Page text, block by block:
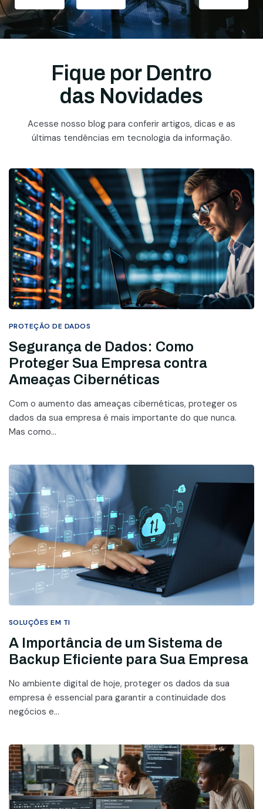
Fique por Dentro
das Novidades
Acesse nosso blog para conferir artigos, dicas e as
últimas tendências em tecnologia da informação.
PROTEÇÃO DE DADOS
Segurança de Dados: Como
Proteger Sua Empresa contra
Ameaças Cibernéticas
Com o aumento das ameaças cibernéticas, proteger os
dados da sua empresa é mais importante do que nunca.
Mas como...
SOLUÇÕES EM TI
A Importância de um Sistema de
Backup Eficiente para Sua Empresa
No ambiente digital de hoje, proteger os dados da sua
empresa é essencial para garantir a continuidade dos
negócios e...